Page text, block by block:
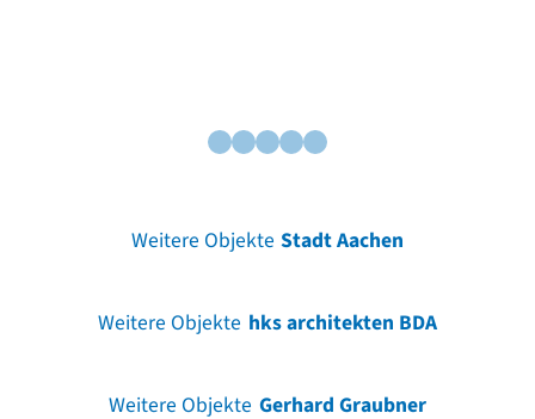
Weitere Objekte Stadt Aachen
Weitere Objekte hks architekten BDA
Weitere Objekte Gerhard Graubner